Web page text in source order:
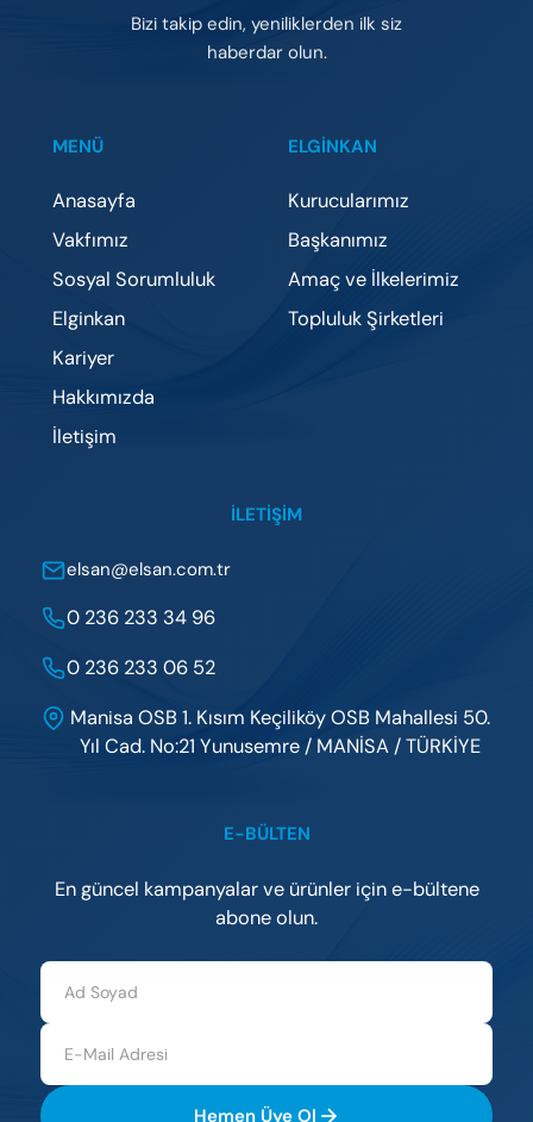
Bizi takip edin, yeniliklerden ilk siz
haberdar olun.
MENÜ
Anasayfa
Vakfımız
Sosyal Sorumluluk
Elginkan
Kariyer
Hakkımızda
İletişim
ELGİNKAN
Kurucularımız
Başkanımız
Amaç ve İlkelerimiz
Topluluk Şirketleri
İLETIŞIM
elsan@elsan.com.tr
0 236 233 34 96
0 236 233 06 52
Manisa OSB 1. Kısım Keçiliköy OSB Mahallesi 50.
Yıl Cad. No:21 Yunusemre / MANİSA / TÜRKİYE
E-BÜLTEN
En güncel kampanyalar ve ürünler için e-bültene
abone olun.
Hemen Üye Ol